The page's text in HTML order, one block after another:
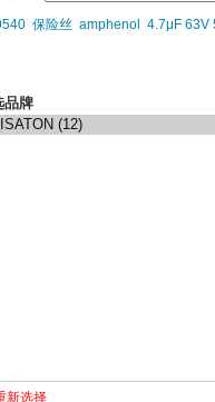
保险丝 amphenol 4.7μF 63V
品牌
新选择